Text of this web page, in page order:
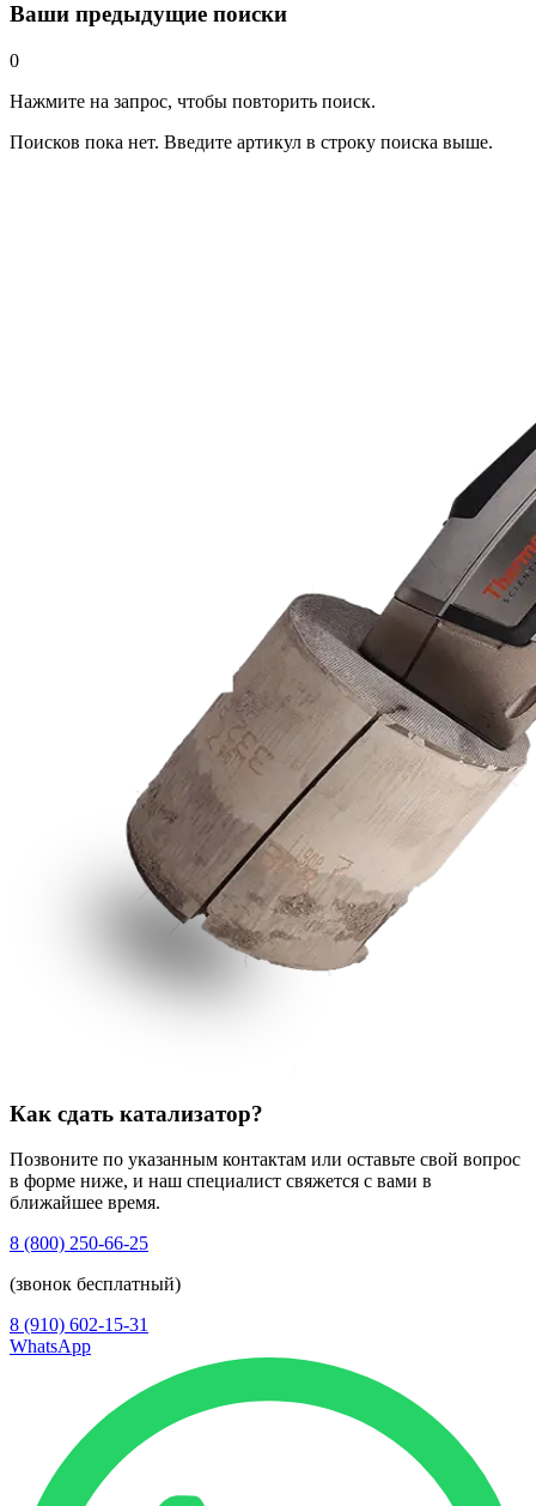
Ваши предыдущие поиски
0
Нажмите на запрос, чтобы повторить поиск.
Поисков пока нет. Введите артикул в строку поиска выше.
Как сдать катализатор?
Позвоните по указанным контактам или оставьте свой вопрос
в форме ниже, и наш специалист свяжется с вами в
ближайшее время.
8 (800) 250-66-25
(звонок бесплатный)
8 (910) 602-15-31
WhatsApp